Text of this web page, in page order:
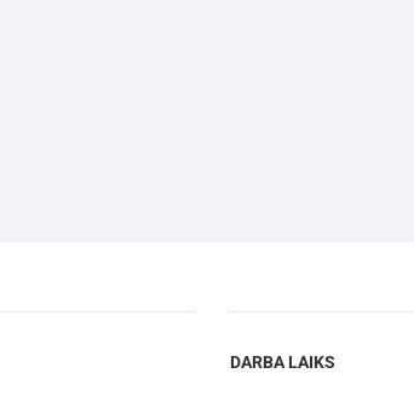
DARBA LAIKS